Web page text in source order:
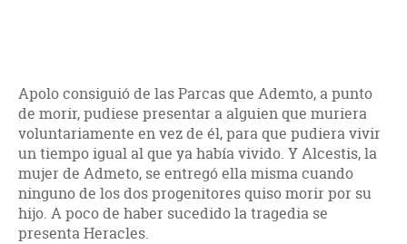
Apolo consiguió de las Parcas que Ademto, a punto
de morir, pudiese presentar a alguien que muriera
voluntariamente en vez de él, para que pudiera vivir
un tiempo igual al que ya había vivido. Y Alcestis, la
mujer de Admeto, se entregó ella misma cuando
ninguno de los dos progenitores quiso morir por su
hijo. A poco de haber sucedido la tragedia se
presenta Heracles.